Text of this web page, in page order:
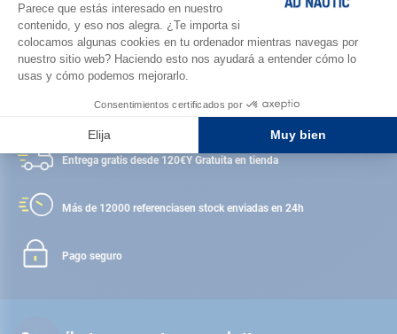
ENCUENTRA UNA TIENDA
Satisfecho o reembolsado
Entrega gratis desde 120€Y Gratuita en tienda
Más de 12000 referenciasen stock enviadas en 24h
Pago seguro